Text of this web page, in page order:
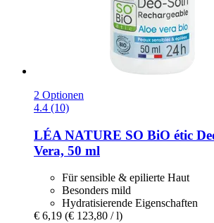
2 Optionen
4.4 (10)
LÉA NATURE SO BiO étic
Vera, 50 ml
Für sensible & epilierte Haut
Besonders mild
Hydratisierende Eigenschaften
€ 6,19 (€ 123,80 / l)